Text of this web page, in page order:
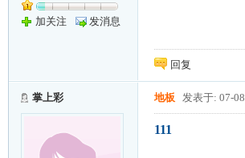
加关注 发消息
回复
掌上彩 地板 发表于: 07-08
111